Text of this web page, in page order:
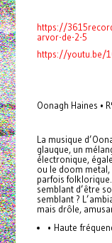
https://
arvor-de-2-5
https://youtu.be/
Oonagh Haines •
La musique
glauque, un
électronique,
ou le doom
parfois
semblant d’être
semblant ?
mais drôle,
• Haute